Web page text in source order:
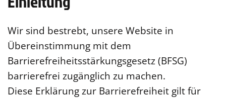
Wir sind bestrebt, unsere Website in
Übereinstimmung mit dem
Barrierefreiheitsstärkungsgesetz (BFSG)
barrierefrei zugänglich zu machen.
Diese Erklärung zur Barrierefreiheit gilt für